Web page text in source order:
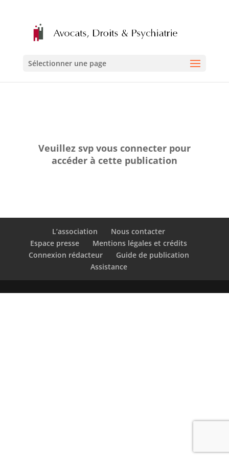
Sélectionner une page
Veuillez svp vous connecter pour
accéder à cette publication
L’association
Nous contacter
Espace presse
Mentions légales et crédits
Connexion rédacteur
Guide de publication
Assistance